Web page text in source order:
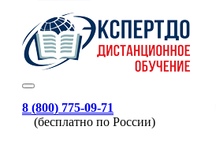
8 (800) 775-09-71
(бесплатно по России)